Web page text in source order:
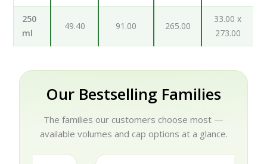
250
ml
49.40 91.00 265.00
33.00 x
273.00
Our Bestselling Families
The families our customers choose most —
available volumes and cap options at a glance.